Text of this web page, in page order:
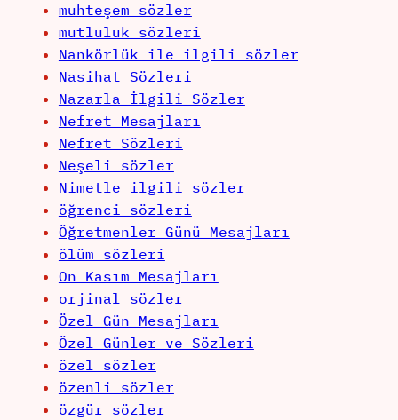
muhteşem sözler
mutluluk sözleri
Nankörlük ile ilgili sözler
Nasihat Sözleri
Nazarla İlgili Sözler
Nefret Mesajları
Nefret Sözleri
Neşeli sözler
Nimetle ilgili sözler
öğrenci sözleri
Öğretmenler Günü Mesajları
ölüm sözleri
On Kasım Mesajları
orjinal sözler
Özel Gün Mesajları
Özel Günler ve Sözleri
özel sözler
özenli sözler
özgür sözler